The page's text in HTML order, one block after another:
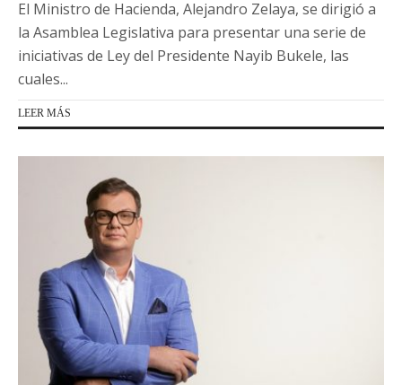
El Ministro de Hacienda, Alejandro Zelaya, se dirigió a
la Asamblea Legislativa para presentar una serie de
iniciativas de Ley del Presidente Nayib Bukele, las
cuales...
LEER MÁS